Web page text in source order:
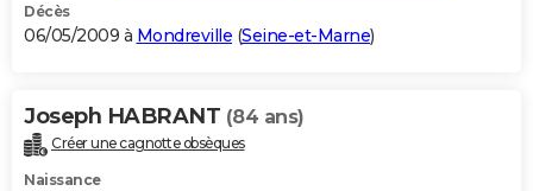
Décès
06/05/2009 à Mondreville (Seine-et-Marne)
Joseph HABRANT (84 ans)
Créer une cagnotte obsèques
Naissance